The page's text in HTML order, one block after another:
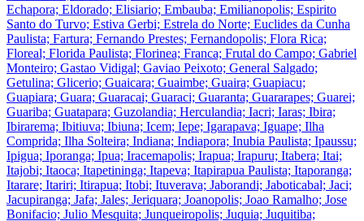
Echapora; Eldorado; Elisiario; Embauba; Emilianopolis; Espirito
Santo do Turvo; Estiva Gerbi; Estrela do Norte; Euclides da Cunha
Paulista; Fartura; Fernando Prestes; Fernandopolis; Flora Rica;
Floreal; Florida Paulista; Florinea; Franca; Frutal do Campo; Gabriel
Monteiro; Gastao Vidigal; Gaviao Peixoto; General Salgado;
Getulina; Glicerio; Guaicara; Guaimbe; Guaira; Guapiacu;
Guapiara; Guara; Guaracai; Guaraci; Guaranta; Guararapes; Guarei;
Guariba; Guatapara; Guzolandia; Herculandia; Iacri; Iaras; Ibira;
Ibirarema; Ibitiuva; Ibiuna; Icem; Iepe; Igarapava; Iguape; Ilha
Comprida; Ilha Solteira; Indiana; Indiapora; Inubia Paulista; Ipaussu;
Ipigua; Iporanga; Ipua; Iracemapolis; Irapua; Irapuru; Itabera; Itai;
Itajobi; Itaoca; Itapetininga; Itapeva; Itapirapua Paulista; Itaporanga;
Itarare; Itariri; Itirapua; Itobi; Ituverava; Jaborandi; Jaboticabal; Jaci;
Jacupiranga; Jafa; Jales; Jeriquara; Joanopolis; Joao Ramalho; Jose
Bonifacio; Julio Mesquita; Junqueiropolis; Juquia; Juquitiba;